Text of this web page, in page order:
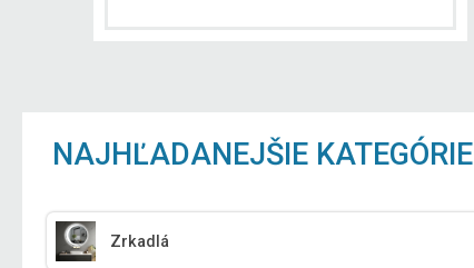
NAJHĽADANEJŠIE KATEGÓRIE
Zrkadlá